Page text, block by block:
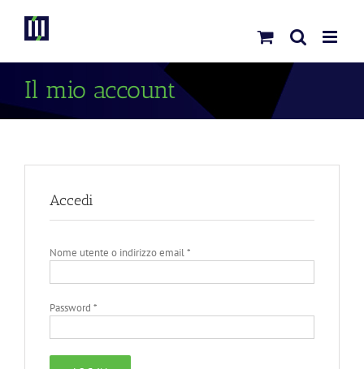
content
Il mio account
Accedi
Nome utente o indirizzo email*
Password *